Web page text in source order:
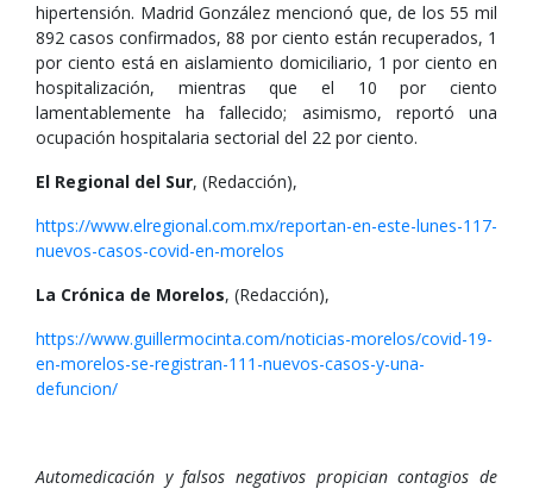
hipertensión. Madrid González mencionó que, de los 55 mil
892 casos confirmados, 88 por ciento están recuperados, 1
por ciento está en aislamiento domiciliario, 1 por ciento en
hospitalización, mientras que el 10 por ciento
lamentablemente ha fallecido; asimismo, reportó una
ocupación hospitalaria sectorial del 22 por ciento.
El Regional del Sur, (Redacción),
https://www.elregional.com.mx/reportan-en-este-lunes-117-
nuevos-casos-covid-en-morelos
La Crónica de Morelos, (Redacción),
https://www.guillermocinta.com/noticias-morelos/covid-19-
en-morelos-se-registran-111-nuevos-casos-y-una-
defuncion/
Automedicación y falsos negativos propician contagios de